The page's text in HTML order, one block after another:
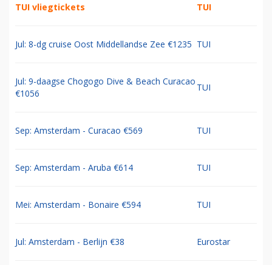
TUI vliegtickets TUI
Jul: 8-dg cruise Oost Middellandse Zee €1235 TUI
Jul: 9-daagse Chogogo Dive & Beach Curacao
€1056
TUI
Sep: Amsterdam - Curacao €569 TUI
Sep: Amsterdam - Aruba €614 TUI
Mei: Amsterdam - Bonaire €594 TUI
Jul: Amsterdam - Berlijn €38 Eurostar